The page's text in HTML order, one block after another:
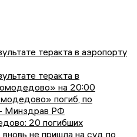
теракта в аэропорту
теракта в
на 20:00
погиб, по
Минздрав РФ
20 погибших
не пришла на суд по